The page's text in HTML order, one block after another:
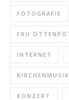
FOTOGRAFIE
FRU
INTERNET
KIRCHENMUSIK
KONZERT